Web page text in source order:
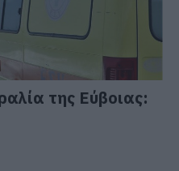
της Εύβοιας: